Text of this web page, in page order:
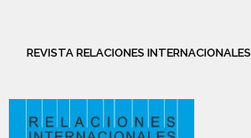
REVISTA RELACIONES INTERNACIONALES